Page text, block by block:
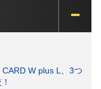
W plus L、3つ